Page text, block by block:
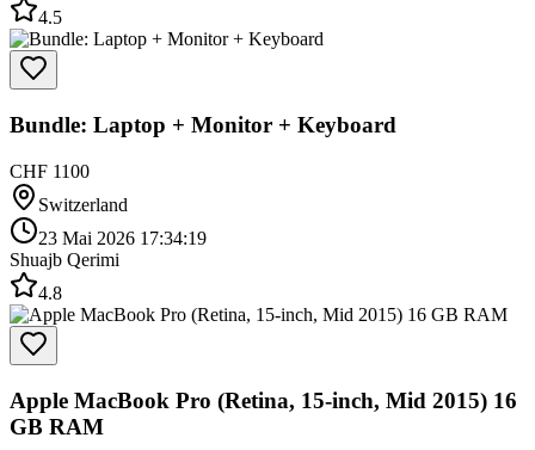
4.5
Bundle: Laptop + Monitor + Keyboard
CHF 1100
Switzerland
23 Mai 2026 17:34:19
Shuajb Qerimi
4.8
Apple MacBook Pro (Retina, 15-inch, Mid 2015) 16
GB RAM